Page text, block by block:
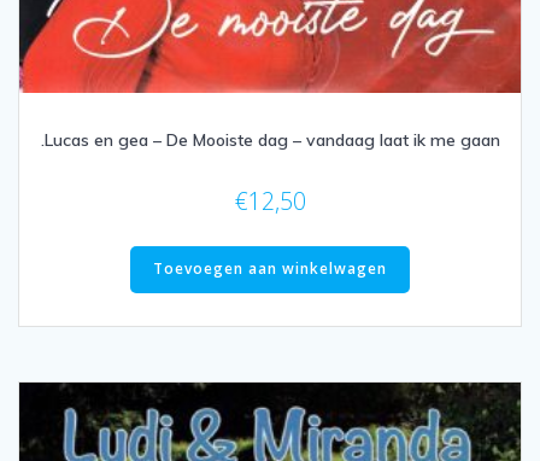
.Lucas en gea – De Mooiste dag – vandaag laat ik me gaan
€12,50
Toevoegen aan winkelwagen